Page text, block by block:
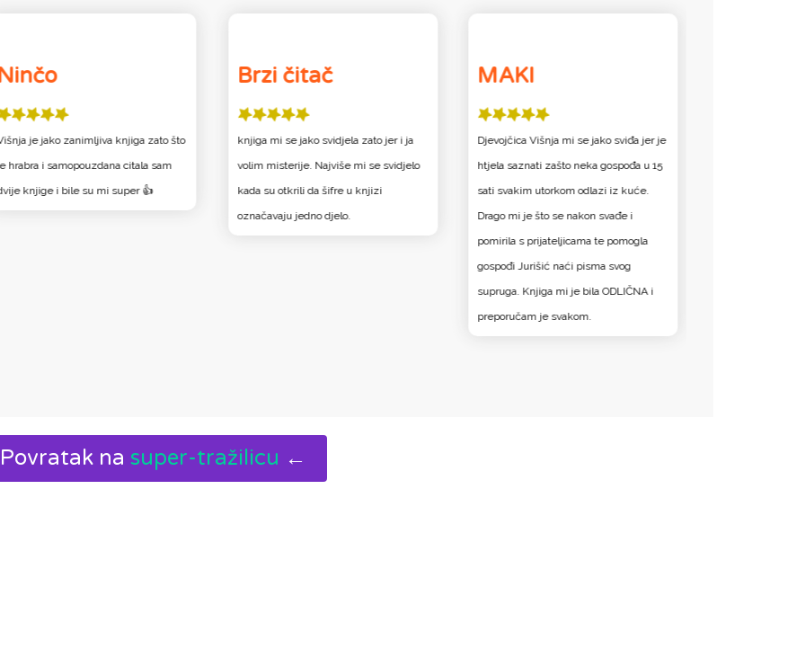
je jako zanimljiva knjiga zato što
hrabra i samopouzdana citala sam
knjige i bile su mi super 👍
Brzi čitač
knjiga mi se jako svidjela zato jer i ja
volim misterije. Najviše mi se svidjelo
kada su otkrili da šifre u knjizi
označavaju jedno djelo.
MAKI
Djevojčica Višnja mi se jako sviđa jer je
htjela saznati zašto neka gospođa u 15
sati svakim utorkom odlazi iz kuće.
Drago mi je što se nakon svađe i
pomirila s prijateljicama te pomogla
gospođi Jurišić naći pisma svog
supruga. Knjiga mi je bila ODLIČNA i
preporučam je svakom.
na super-tražilicu ←